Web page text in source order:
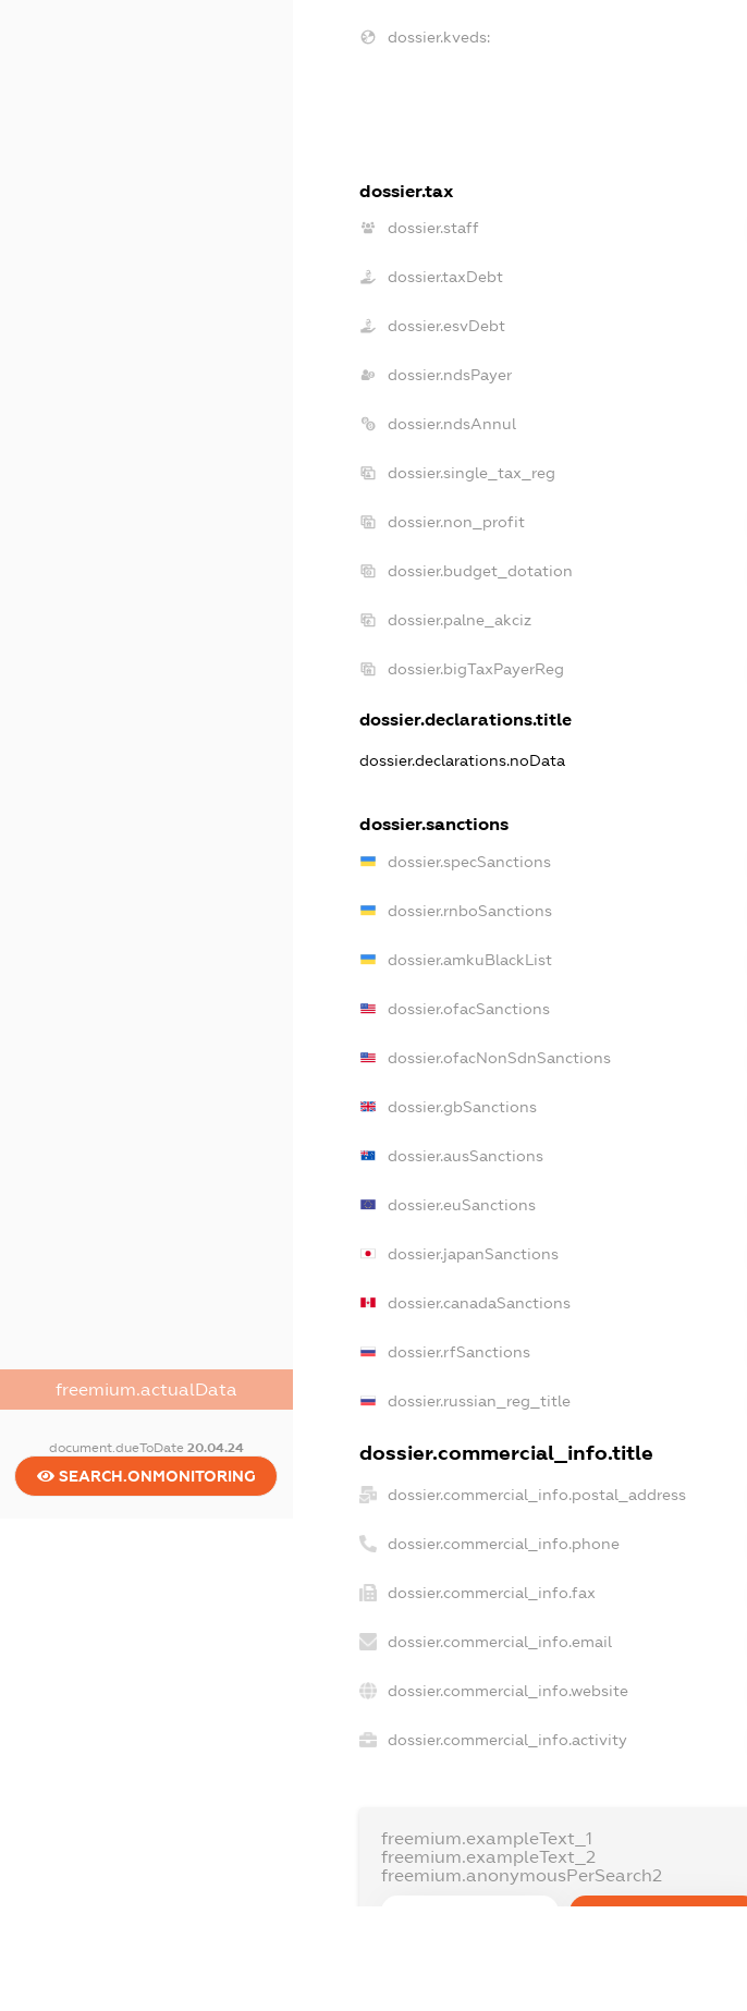
freemium.actualData
document.dueToDate 20.04.24
SEARCH.ONMONITORING
dossier.kveds:
dossier.tax
dossier.staff
dossier.taxDebt
dossier.esvDebt
dossier.ndsPayer
dossier.ndsAnnul
dossier.single_tax_reg
dossier.non_profit
dossier.budget_dotation
dossier.palne_akciz
dossier.bigTaxPayerReg
dossier.declarations.title
dossier.declarations.noData
dossier.sanctions
dossier.specSanctions
dossier.rnboSanctions
dossier.amkuBlackList
dossier.ofacSanctions
dossier.ofacNonSdnSanctions
dossier.gbSanctions
dossier.ausSanctions
dossier.euSanctions
dossier.japanSanctions
dossier.canadaSanctions
dossier.rfSanctions
dossier.russian_reg_title
dossier.commercial_info.title
dossier.commercial_info.postal_address
dossier.commercial_info.phone
dossier.commercial_info.fax
dossier.commercial_info.email
dossier.commercial_info.website
dossier.commercial_info.activity
freemium.exampleText_1
freemium.exampleText_2
freemium.anonymousPerSearch2
FREEMIUM.REGISTER